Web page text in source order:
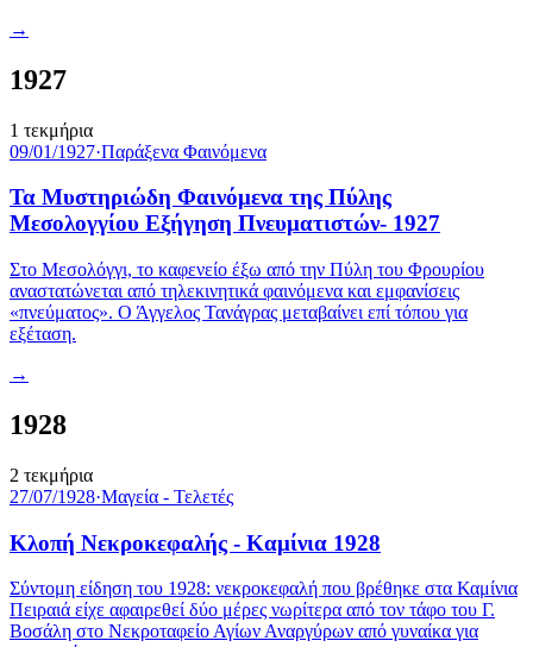
→
1927
1 τεκμήρια
09/01/1927·Παράξενα Φαινόμενα
Τα Μυστηριώδη Φαινόμενα της Πύλης
Μεσολογγίου Eξήγηση Πνευματιστών- 1927
Στο Μεσολόγγι, το καφενείο έξω από την Πύλη του Φρουρίου
αναστατώνεται από τηλεκινητικά φαινόμενα και εμφανίσεις
«πνεύματος». Ο Άγγελος Τανάγρας μεταβαίνει επί τόπου για
εξέταση.
→
1928
2 τεκμήρια
27/07/1928·Μαγεία - Τελετές
Κλοπή Νεκροκεφαλής - Καμίνια 1928
Σύντομη είδηση του 1928: νεκροκεφαλή που βρέθηκε στα Καμίνια
Πειραιά είχε αφαιρεθεί δύο μέρες νωρίτερα από τον τάφο του Γ.
Βοσάλη στο Νεκροταφείο Αγίων Αναργύρων από γυναίκα για